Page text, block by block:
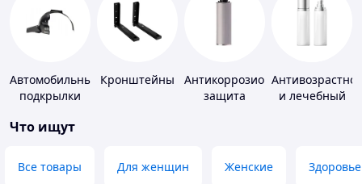
Автомобильные
подкрылки
Кронштейны
Антикоррозионная
защита
и лечебный
Что ищут
Все товары Для женщин Женские Здоровье